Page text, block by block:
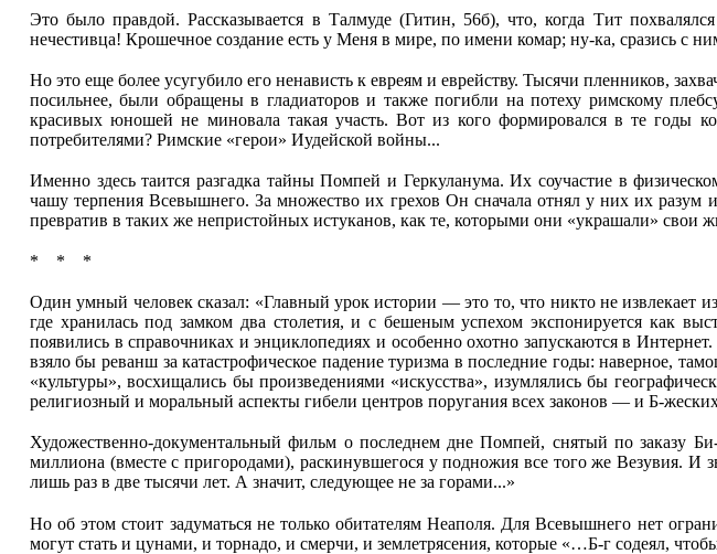
Это было правдой. Рассказывается в Талмуде (Гитин, 56б), что, когда Тит
нечестивца! Крошечное создание есть у Меня в мире, по имени комар; ну-ка, сразись с
Но это еще более усугубило его ненависть к евреям и еврейству. Тысячи пленников,
посильнее, были обращены в гладиаторов и также погибли на потеху римскому
красивых юношей не миновала такая участь. Вот из кого формировался в те годы
потребителями? Римские «герои» Иудейской войны...
Именно здесь таится разгадка тайны Помпей и Геркуланума. Их соучастие в
чашу терпения Всевышнего. За множество их грехов Он сначала отнял у них их
превратив в таких же непристойных истуканов, как те, которыми они «украшали» свои
* * *
Один умный человек сказал: «Главный урок истории — это то, что никто не извлекает
где хранилась под замком два столетия, и с бешеным успехом экспонируется как
появились в справочниках и энциклопедиях и особенно охотно запускаются в
взяло бы реванш за катастрофическое падение туризма в последние годы: наверное,
«культуры», восхищались бы произведениями «искусства», изумлялись бы
религиозный и моральный аспекты гибели центров поругания всех законов — и Б-
Художественно-документальный фильм о последнем дне Помпей, снятый по заказу
миллиона (вместе с пригородами), раскинувшегося у подножия все того же Везувия. И
лишь раз в две тысячи лет. А значит, следующее не за горами...»
Но об этом стоит задуматься не только обитателям Неаполя. Для Всевышнего нет
могут стать и цунами, и торнадо, и смерчи, и землетрясения, которые «…Б-г содеял,